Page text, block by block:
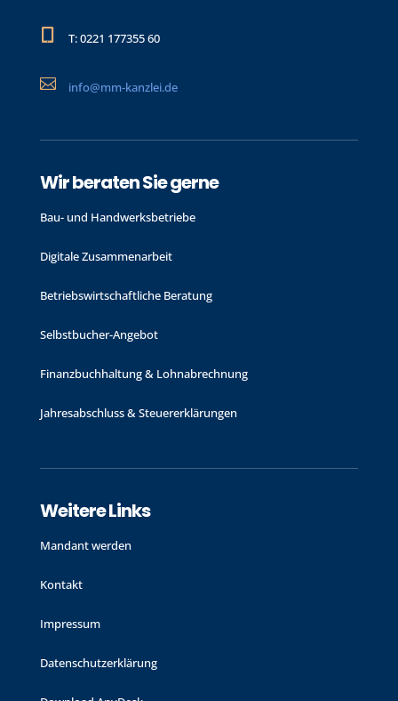
T: 0221 177355 60
 info@mm-kanzlei.de
Wir beraten Sie gerne
Bau- und Handwerks­betriebe
Digitale Zusammenarbeit
Betriebswirtschaftliche Beratung
Selbstbucher-Angebot
Finanzbuchhaltung & Lohnabrechnung
Jahres­abschluss & Steuer­erklärungen
Weitere Links
Mandant werden
Kontakt
Impressum
Datenschutzerklärung